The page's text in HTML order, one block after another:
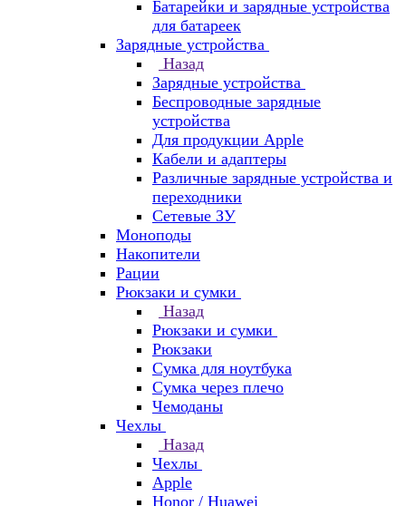
Батарейки и зарядные устройства
для батареек
Зарядные устройства
Назад
Зарядные устройства
Беспроводные зарядные
устройства
Для продукции Apple
Кабели и адаптеры
Различные зарядные устройства и
переходники
Сетевые ЗУ
Моноподы
Накопители
Рации
Рюкзаки и сумки
Назад
Рюкзаки и сумки
Рюкзаки
Сумка для ноутбука
Сумка через плечо
Чемоданы
Чехлы
Назад
Чехлы
Apple
Honor / Huawei